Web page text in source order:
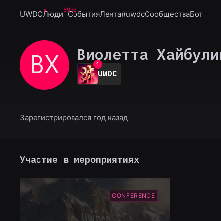
UWDCЛюди6932
СобытияЛента#uwdcСообществаБот
ВХ Виолетта
0
1
2
3
7
UWDC
Зарегистрировался год назад
Участие в мероприятиях
CONFERENCE